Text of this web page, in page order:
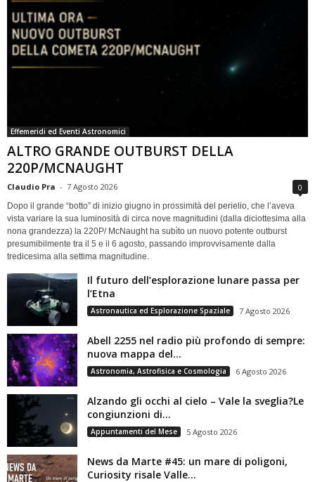
Effemeridi ed Eventi Astronomici
ALTRO GRANDE OUTBURST DELLA
220P/MCNAUGHT
Claudio Pra - 7 Agosto 2026 0
Dopo il grande “botto” di inizio giugno in prossimità del perielio, che l’aveva
vista variare la sua luminosità di circa nove magnitudini (dalla diciottesima alla
nona grandezza) la 220P/ McNaught ha subìto un nuovo potente outburst
presumibilmente tra il 5 e il 6 agosto, passando improvvisamente dalla
tredicesima alla settima magnitudine.
Il futuro dell’esplorazione lunare passa per
l’Etna
Astronautica ed Esplorazione Spaziale 7 Agosto 2026
Abell 2255 nel radio più profondo di sempre:
nuova mappa del...
Astronomia, Astrofisica e Cosmologia 6 Agosto 2026
Alzando gli occhi al cielo – Vale la sveglia?Le
congiunzioni di...
Appuntamenti del Mese 5 Agosto 2026
News da Marte #45: un mare di poligoni,
Curiosity risale Valle...